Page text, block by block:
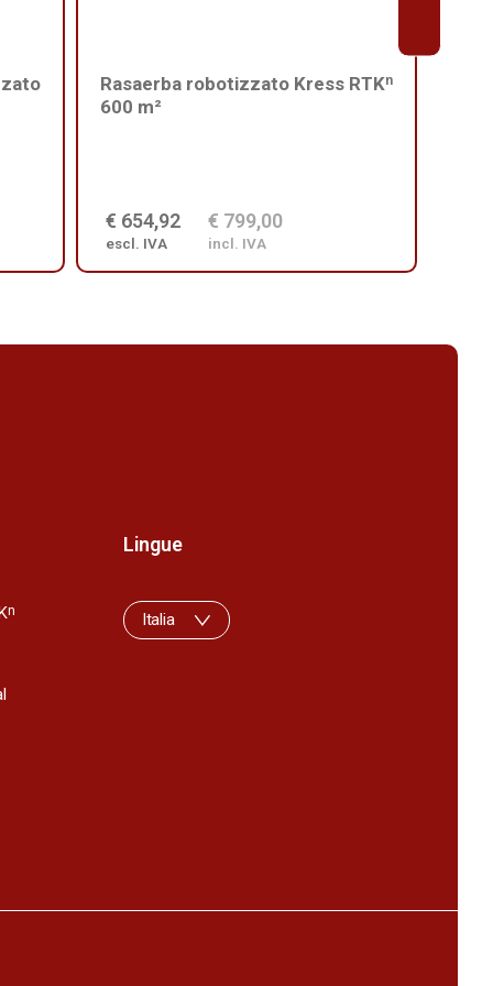
Rasaerba robotizzato Kress RTKⁿ
600 m²
€ 654,92
escl. IVA
€ 799,00
incl. IVA
n
Lingue
Italia